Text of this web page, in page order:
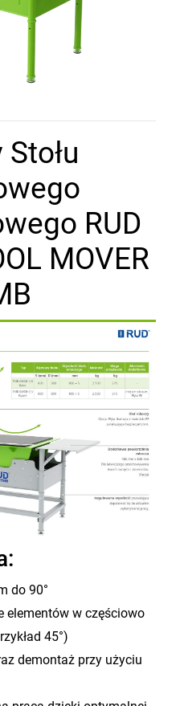
RUD
MOVER
do 90°
elementów w częściowo
45°)
demontaż przy użyciu